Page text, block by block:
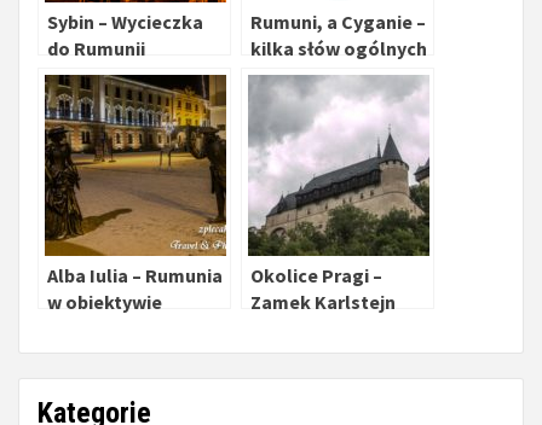
Sybin – Wycieczka
do Rumunii
Rumuni, a Cyganie –
kilka słów ogólnych
Alba Iulia – Rumunia
w obiektywie
Okolice Pragi –
Zamek Karlstejn
Kategorie